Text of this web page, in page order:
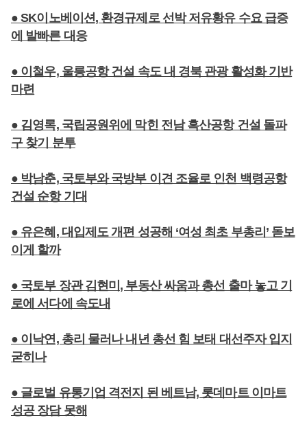
● SK이노베이션, 환경규제로 선박 저유황유 수요 급증
에 발빠른 대응
● 이철우, 울릉공항 건설 속도 내 경북 관광 활성화 기반
마련
● 김영록, 국립공원위에 막힌 전남 흑산공항 건설 돌파
구 찾기 분투
● 박남춘, 국토부와 국방부 이견 조율로 인천 백령공항
건설 순항 기대
● 유은혜, 대입제도 개편 성공해 ‘여성 최초 부총리’ 돋보
이게 할까
● 국토부 장관 김현미, 부동산 싸움과 총선 출마 놓고 기
로에 서다에 속도내
● 이낙연, 총리 물러나 내년 총선 힘 보태 대선주자 입지
굳히나
● 글로벌 유통기업 격전지 된 베트남, 롯데마트 이마트
성공 장담 못해